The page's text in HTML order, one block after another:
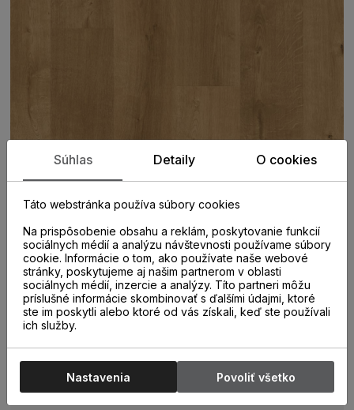
PARAMETRE
Vinylová podlaha
Súhlas Detaily O cookies
Táto webstránka používa súbory cookies
Na prispôsobenie obsahu a reklám, poskytovanie funkcií
sociálnych médií a analýzu návštevnosti používame súbory
cookie. Informácie o tom, ako používate naše webové
stránky, poskytujeme aj našim partnerom v oblasti
sociálnych médií, inzercie a analýzy. Títo partneri môžu
príslušné informácie skombinovať s ďalšími údajmi, ktoré
ste im poskytli alebo ktoré od vás získali, keď ste používali
ich služby.
Nastavenia Povoliť všetko